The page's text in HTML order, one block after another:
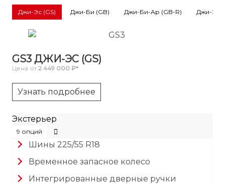
Джи-Эс (GS) Джи-Би (GB) Джи-Би-Ар (GB-R) Джи-Эль
GS3 ДЖИ-ЭС (GS)
Цена от 2 449 000 ₽*
Узнать подробнее
Экстерьер
9 опций
Шины 225/55 R18
Временное запасное колесо
Интегрированные дверные ручки